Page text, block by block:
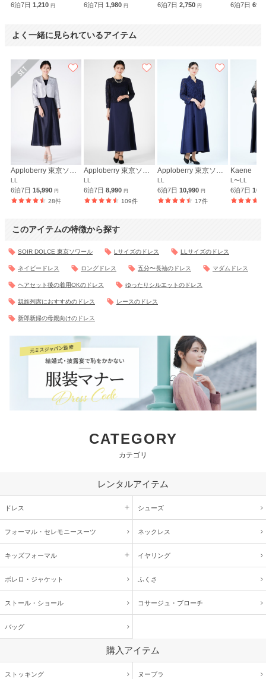
6泊7日 1,210 円 6泊7日1,980円 6泊7日 2,750 円 6泊7日 690
よく一緒に見られているアイテム
Apploberry 東京ソワール
LL
6泊7日 15,990 円
28件
Apploberry 東京ソワール
LL
6泊7日8,990円
109件
Apploberry 東京ソワール
LL
6泊7日 10,990 円
17件
Kaene
L〜LL
6泊7日
このアイテムの特徴から探す
SOIR DOLCE 東京ソワール Lサイズのドレス LLサイズのドレス
ネイビードレス ロングドレス 五分〜長袖のドレス マダムドレス
ヘアセット後の着用OKのドレス ゆったりシルエットのドレス
親族列席におすすめのドレス レースのドレス
新郎新婦の母親向けのドレス
CATEGORY
カテゴリ
レンタルアイテム
ドレス シューズ
フォーマル・ セレモニースーツ ネックレス
キッズフォーマル イヤリング
ボレロ・ジャケット ふくさ
ストール・ショール コサージュ・ ブローチ
バッグ
購入アイテム
ストッキング ヌーブラ